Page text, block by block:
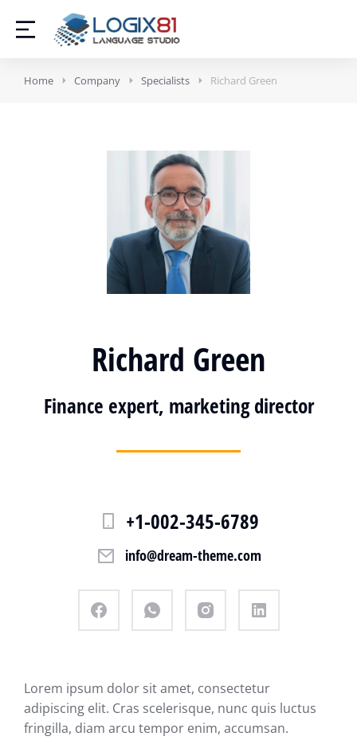
Home Company Specialists Richard Green
Richard Green
Finance expert, marketing director
+1-002-345-6789
info@dream-theme.com
Lorem ipsum dolor sit amet, consectetur
adipiscing elit. Cras scelerisque, nunc quis luctus
fringilla, diam arcu tempor enim, accumsan.